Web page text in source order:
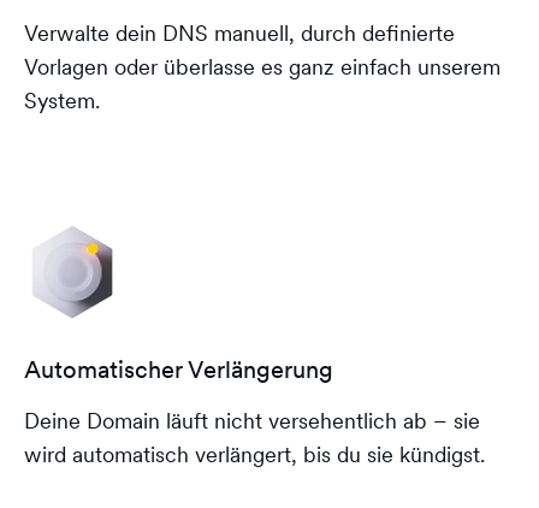
Verwalte dein DNS manuell, durch definierte
Vorlagen oder überlasse es ganz einfach unserem
System.
Automatischer Verlängerung
Deine Domain läuft nicht versehentlich ab – sie
wird automatisch verlängert, bis du sie kündigst.